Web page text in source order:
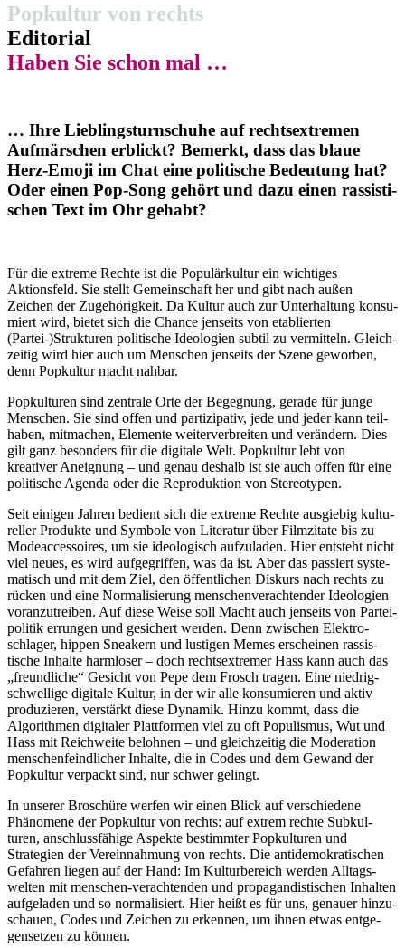
Popkultur von rechts
Editorial
Haben Sie schon mal …
… Ihre Lieblings­turn­schuhe auf rechts­extremen
Aufmär­schen erblickt? Bemerkt, dass das blaue
Herz-Emoji im Chat eine politische Bedeutung hat?
Oder einen Pop-Song gehört und dazu einen rassis­ti­
schen Text im Ohr gehabt?
Für die extreme Rechte ist die Populär­kultur ein wichtiges
Aktionsfeld. Sie stellt Gemein­schaft her und gibt nach außen
Zeichen der Zugehö­rigkeit. Da Kultur auch zur Unter­haltung konsu­
miert wird, bietet sich die Chance jenseits von etablierten
(Partei-)Strukturen politische Ideologien subtil zu vermitteln. Gleich­
zeitig wird hier auch um Menschen jenseits der Szene geworben,
denn Popkultur macht nahbar.
Popkul­turen sind zentrale Orte der Begegnung, gerade für junge
Menschen. Sie sind offen und parti­zi­pativ, jede und jeder kann teil­
haben, mitmachen, Elemente weiter­ver­breiten und verändern. Dies
gilt ganz besonders für die digitale Welt. Popkultur lebt von
kreativer Aneignung – und genau deshalb ist sie auch offen für eine
politische Agenda oder die Repro­duktion von Stereotypen.
Seit einigen Jahren bedient sich die extreme Rechte ausgiebig kultu­
reller Produkte und Symbole von Literatur über Filmzitate bis zu
Modeac­ces­soires, um sie ideolo­gisch aufzu­laden. Hier entsteht nicht
viel neues, es wird aufge­griffen, was da ist. Aber das passiert syste­
matisch und mit dem Ziel, den öffent­lichen Diskurs nach rechts zu
rücken und eine Norma­li­sierung menschen­ver­ach­tender Ideologien
voran­zu­treiben. Auf diese Weise soll Macht auch jenseits von Partei­
politik errungen und gesichert werden. Denn zwischen Elektro­
schlager, hippen Sneakern und lustigen Memes erscheinen rassis­
tische Inhalte harmloser – doch rechts­extremer Hass kann auch das
„freund­liche“ Gesicht von Pepe dem Frosch tragen. Eine niedrig­
schwellige digitale Kultur, in der wir alle konsu­mieren und aktiv
produ­zieren, verstärkt diese Dynamik. Hinzu kommt, dass die
Algorithmen digitaler Platt­formen viel zu oft Populismus, Wut und
Hass mit Reich­weite belohnen – und gleich­zeitig die Moderation
menschen­feind­licher Inhalte, die in Codes und dem Gewand der
Popkultur verpackt sind, nur schwer gelingt.
In unserer Broschüre werfen wir einen Blick auf verschiedene
Phänomene der Popkultur von rechts: auf extrem rechte Subkul­
turen, anschluss­fähige Aspekte bestimmter Popkul­turen und
Strategien der Verein­nahmung von rechts. Die antide­mo­kra­ti­schen
Gefahren liegen auf der Hand: Im Kultur­be­reich werden Alltags­
welten mit menschen-verach­tenden und propa­gan­dis­ti­schen Inhalten
aufge­laden und so norma­li­siert. Hier heißt es für uns, genauer hinzu­
schauen, Codes und Zeichen zu erkennen, um ihnen etwas entge­
gen­setzen zu können.